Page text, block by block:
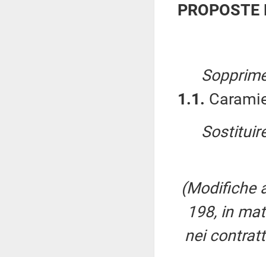
PROPOSTE
1.1.
(Modifiche
198, in
nei